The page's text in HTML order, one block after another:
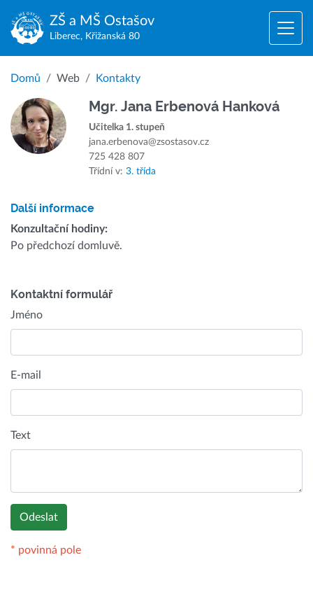
ZŠ a MŠ Ostašov
Liberec, Křižanská 80
Domů Web Kontakty
Mgr. Jana Erbenová Hanková
Učitelka 1. stupeň
jana.erbenova@zsostasov.cz
725 428 807
Třídní v: 3. třída
Další informace
Konzultační hodiny:
Po předchozí domluvě.
Kontaktní formulář
Jméno
E-mail
Text
* povinná pole